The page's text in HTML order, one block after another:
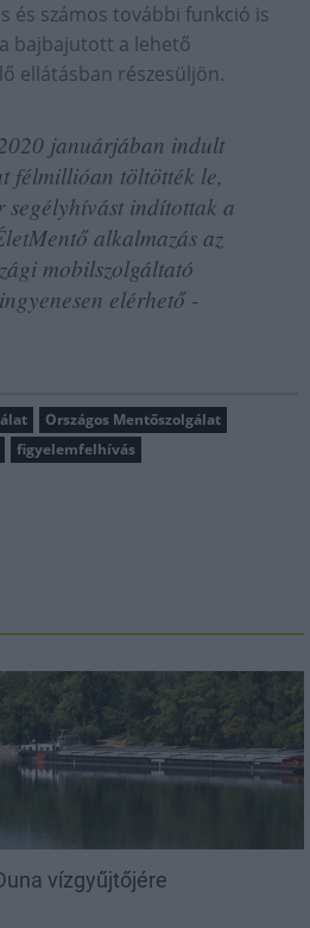
és számos további funkció is
bajbajutott a lehető
ellátásban részesüljön.
januárjában indult
félmillióan töltötték le,
segélyhívást indítottak a
alkalmazás az
mobilszolgáltató
elérhető -
Országos Mentőszolgálat
figyelemfelhívás
vízgyűjtőjére